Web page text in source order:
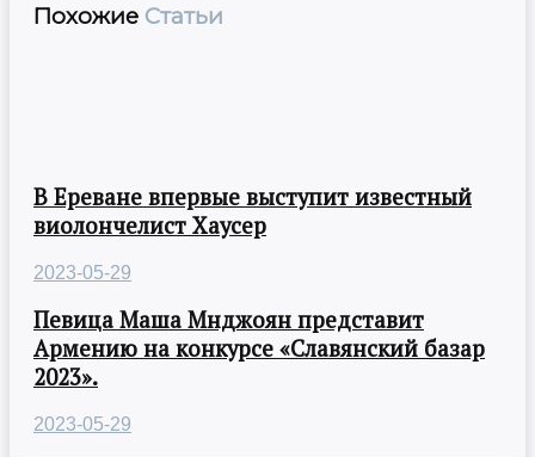
Похожие Статьи
В Ереване впервые выступит известный
виолончелист Хаусер
2023-05-29
Певица Маша Мнджоян представит
Армению на конкурсе «Славянский базар
2023».
2023-05-29